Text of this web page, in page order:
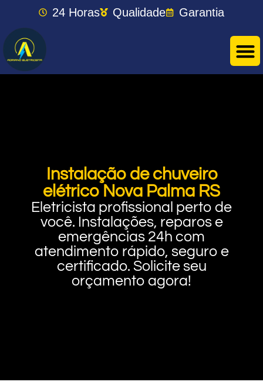
24 Horas Qualidade Garantia
Instalação de chuveiro
elétrico Nova Palma RS
Eletricista profissional perto de
você. Instalações, reparos e
emergências 24h com
atendimento rápido, seguro e
certificado. Solicite seu
orçamento agora!